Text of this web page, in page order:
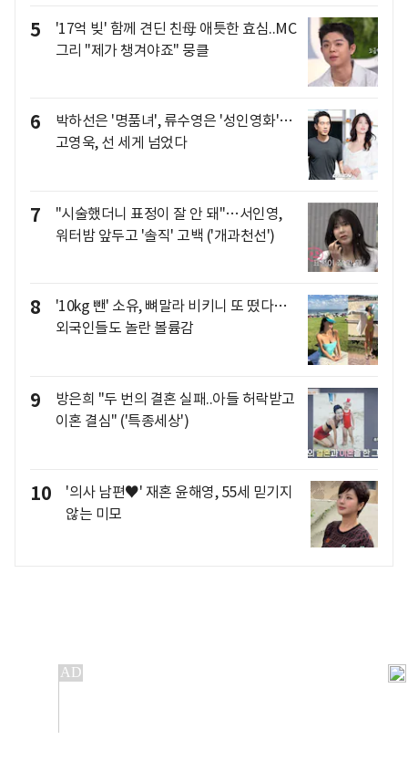
5
'17억 빚' 함께 견딘 친母 애틋한 효심..MC
그리 "제가 챙겨야죠" 뭉클
6
박하선은 '명품녀', 류수영은 '성인영화'…
고영욱, 선 세게 넘었다
7
"시술했더니 표정이 잘 안 돼"…서인영,
워터밤 앞두고 '솔직' 고백 ('개과천선')
8
'10kg 뺀' 소유, 뼈말라 비키니 또 떴다…
외국인들도 놀란 볼륨감
9
방은희 "두 번의 결혼 실패..아들 허락받고
이혼 결심" ('특종세상')
10
'의사 남편♥' 재혼 윤해영, 55세 믿기지
않는 미모